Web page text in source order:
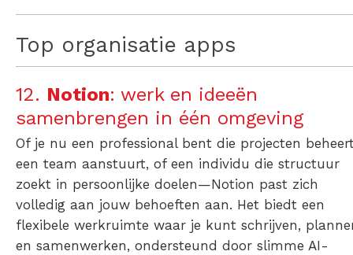
Top organisatie apps
12. Notion: werk en ideeën
samenbrengen in één omgeving
Of je nu een professional bent die projecten
een team aanstuurt, of een individu die structuur
zoekt in persoonlijke doelen—Notion past zich
volledig aan jouw behoeften aan. Het biedt een
flexibele werkruimte waar je kunt schrijven,
en samenwerken, ondersteund door slimme AI-